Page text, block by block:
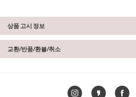
상품 고시 정보
교환/반품/환불/취소